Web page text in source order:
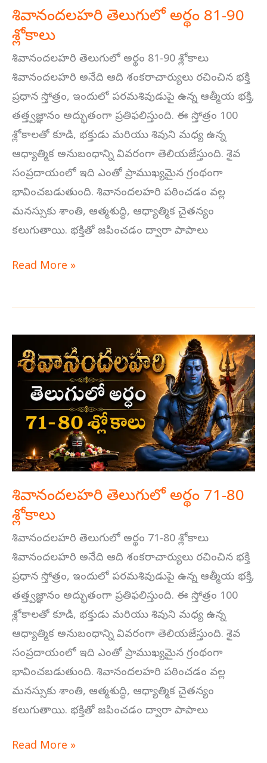
శివానందలహరి తెలుగులో అర్థం 81-90
శ్లోకాలు
శివానందలహరి తెలుగులో అర్థం 81-90 శ్లోకాలు
శివానందలహరి అనేది ఆది శంకరాచార్యులు రచించిన భక్తి
ప్రధాన స్తోత్రం, ఇందులో పరమశివుడుపై ఉన్న ఆత్మీయ భక్తి,
తత్త్వజ్ఞానం అద్భుతంగా ప్రతిఫలిస్తుంది. ఈ స్తోత్రం 100
శ్లోకాలతో కూడి, భక్తుడు మరియు శివుని మధ్య ఉన్న
ఆధ్యాత్మిక అనుబంధాన్ని వివరంగా తెలియజేస్తుంది. శైవ
సంప్రదాయంలో ఇది ఎంతో ప్రాముఖ్యమైన గ్రంథంగా
భావించబడుతుంది. శివానందలహరి పఠించడం వల్ల
మనస్సుకు శాంతి, ఆత్మశుద్ధి, ఆధ్యాత్మిక చైతన్యం
కలుగుతాయి. భక్తితో జపించడం ద్వారా పాపాలు
Read More »
శివానందలహరి తెలుగులో అర్థం 71-80
శ్లోకాలు
శివానందలహరి తెలుగులో అర్థం 71-80 శ్లోకాలు
శివానందలహరి అనేది ఆది శంకరాచార్యులు రచించిన భక్తి
ప్రధాన స్తోత్రం, ఇందులో పరమశివుడుపై ఉన్న ఆత్మీయ భక్తి,
తత్త్వజ్ఞానం అద్భుతంగా ప్రతిఫలిస్తుంది. ఈ స్తోత్రం 100
శ్లోకాలతో కూడి, భక్తుడు మరియు శివుని మధ్య ఉన్న
ఆధ్యాత్మిక అనుబంధాన్ని వివరంగా తెలియజేస్తుంది. శైవ
సంప్రదాయంలో ఇది ఎంతో ప్రాముఖ్యమైన గ్రంథంగా
భావించబడుతుంది. శివానందలహరి పఠించడం వల్ల
మనస్సుకు శాంతి, ఆత్మశుద్ధి, ఆధ్యాత్మిక చైతన్యం
కలుగుతాయి. భక్తితో జపించడం ద్వారా పాపాలు
తెలుగులో
అర్థం
Read More »